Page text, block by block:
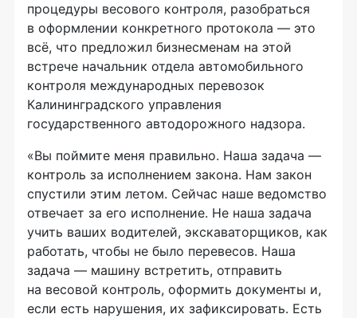
процедуры весового контроля, разобраться
в оформлении конкретного протокола — это
всё, что предложил бизнесменам на этой
встрече начальник отдела автомобильного
контроля международных перевозок
Калининградского управления
государственного автодорожного надзора.
«Вы поймите меня правильно. Наша задача —
контроль за исполнением закона. Нам закон
спустили этим летом. Сейчас наше ведомство
отвечает за его исполнение. Не наша задача
учить ваших водителей, экскаваторщиков, как
работать, чтобы не было перевесов. Наша
задача — машину встретить, отправить
на весовой контроль, оформить документы и,
если есть нарушения, их зафиксировать. Есть